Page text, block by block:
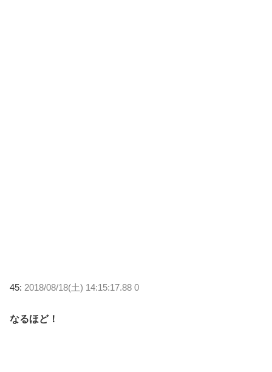
45: 2018/08/18(土) 14:15:17.88 0
なるほど！